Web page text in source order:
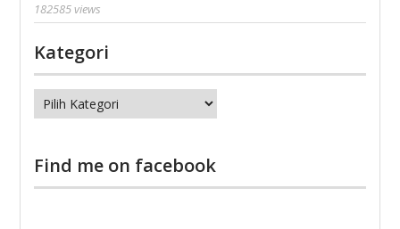
182585 views
Kategori
Kategori
Find me on facebook